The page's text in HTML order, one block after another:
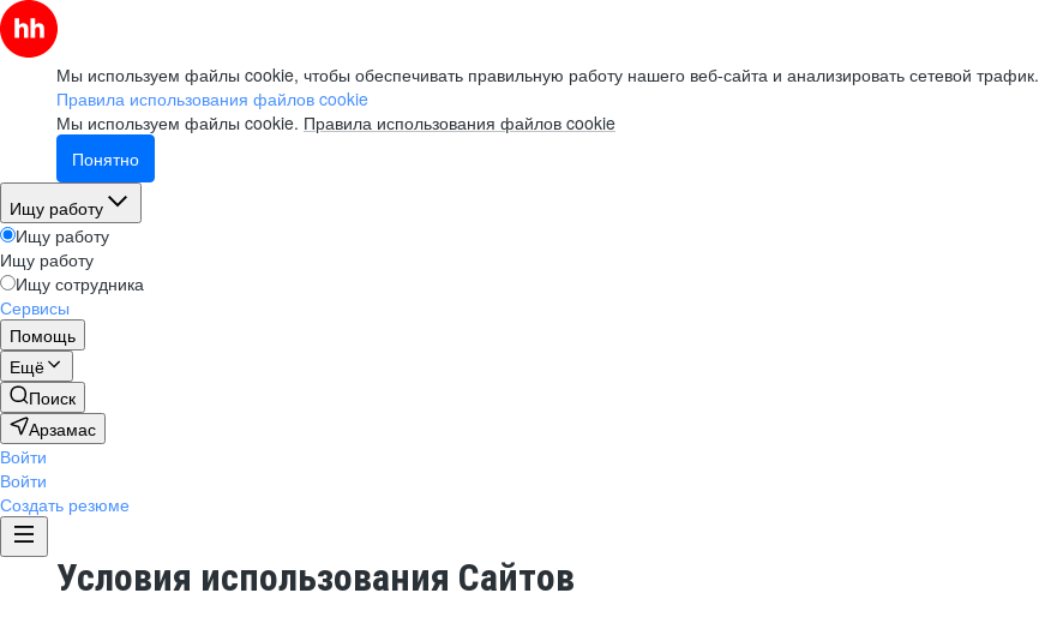
Мы используем файлы cookie, чтобы обеспечивать правильную работу нашего веб-сайта и анализировать сетевой трафик.
Правила использования файлов cookie
Мы используем файлы cookie. Правила использования файлов cookie
Понятно
Ищу работу
Ищу работу
Ищу работу
Ищу сотрудника
Сервисы
Помощь
Ещё
Поиск
Арзамас
Войти
Войти
Создать резюме
Условия использования Сайтов